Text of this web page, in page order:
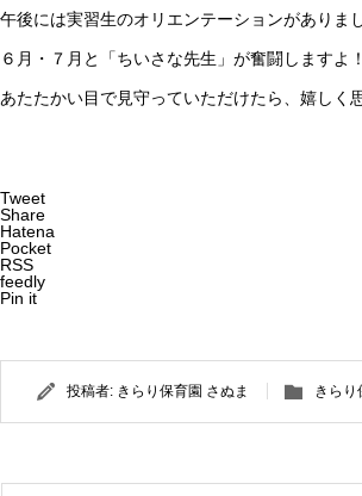
午後には実習生のオリエンテーションがありまし
６月・７月と「ちいさな先生」が奮闘しますよ！
あたたかい目で見守っていただけたら、嬉しく
Tweet
Share
Hatena
Pocket
RSS
feedly
Pin it
投稿者: きらり保育園 さぬま きらり